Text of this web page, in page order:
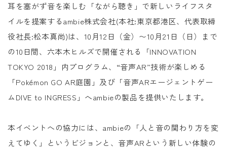
耳を塞がず音を楽しむ「ながら聴き」で新しいライフスタ
イルを提案するambie株式会社(本社:東京都港区、代表取締
役社長:松本真尚)は、10月12日（金）〜10月21日（日）まで
の10日間、六本木ヒルズで開催される「INNOVATION
TOKYO 2018」内プログラム、“音声AR”技術が楽しめる
「Pokémon GO AR庭園」及び「音声ARエージェントゲー
ムDIVE to INGRESS」へambieの製品を提供いたします。
本イベントへの協力には、ambieの「人と音の関わり方を変
えてゆく」というビジョンと、音声ARという新しい体験の